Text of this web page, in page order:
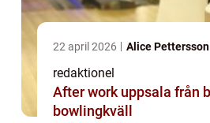
22 april 2026 Alice Pettersson
redaktionel
After work uppsala från barhäng till
bowlingkväll